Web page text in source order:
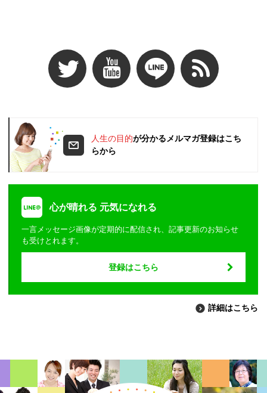
人生の目的が分かるメルマガ登録はこち
らから
心が晴れる 元気になれる
一言メッセージ画像が定期的に配信され、記事更新のお知らせ
も受けとれます。
登録はこちら
詳細はこちら